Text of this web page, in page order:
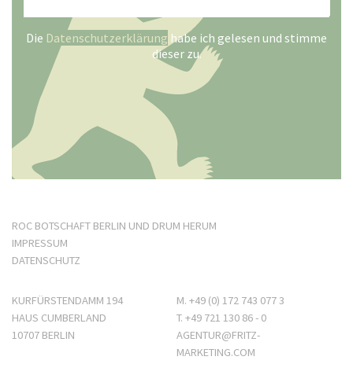
Die Datenschutzerklärung habe ich gelesen und stimme
dieser zu.
ROC BOTSCHAFT BERLIN UND DRUM HERUM
IMPRESSUM
DATENSCHUTZ
KURFÜRSTENDAMM 194
HAUS CUMBERLAND
10707 BERLIN
M. +49 (0) 172 743 077 3
T. +49 721 130 86 - 0
AGENTUR@FRITZ-
MARKETING.COM